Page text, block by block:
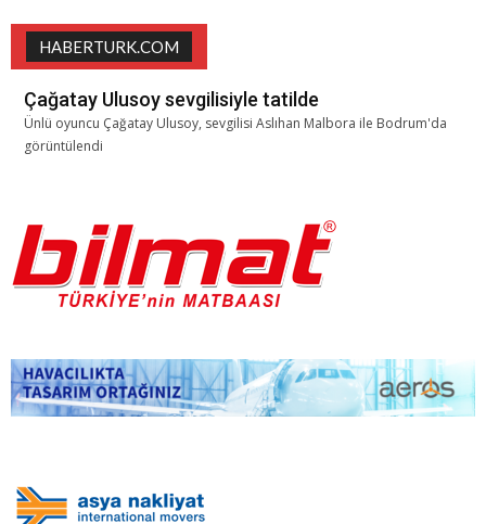
HABERTURK.COM
Çağatay Ulusoy sevgilisiyle tatilde
Ünlü oyuncu Çağatay Ulusoy, sevgilisi Aslıhan Malbora ile Bodrum'da
görüntülendi